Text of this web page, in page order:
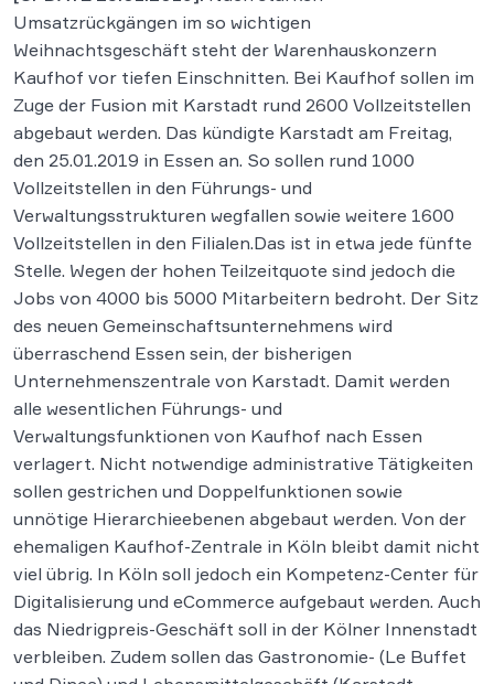
Umsatzrückgängen im so wichtigen
Weihnachtsgeschäft steht der Warenhauskonzern
Kaufhof vor tiefen Einschnitten. Bei Kaufhof sollen im
Zuge der Fusion mit Karstadt rund 2600 Vollzeitstellen
abgebaut werden. Das kündigte Karstadt am Freitag,
den 25.01.2019 in Essen an. So sollen rund 1000
Vollzeitstellen in den Führungs- und
Verwaltungsstrukturen wegfallen sowie weitere 1600
Vollzeitstellen in den Filialen.Das ist in etwa jede fünfte
Stelle. Wegen der hohen Teilzeitquote sind jedoch die
Jobs von 4000 bis 5000 Mitarbeitern bedroht. Der Sitz
des neuen Gemeinschaftsunternehmens wird
überraschend Essen sein, der bisherigen
Unternehmenszentrale von Karstadt. Damit werden
alle wesentlichen Führungs- und
Verwaltungsfunktionen von Kaufhof nach Essen
verlagert. Nicht notwendige administrative Tätigkeiten
sollen gestrichen und Doppelfunktionen sowie
unnötige Hierarchieebenen abgebaut werden. Von der
ehemaligen Kaufhof-Zentrale in Köln bleibt damit nicht
viel übrig. In Köln soll jedoch ein Kompetenz-Center für
Digitalisierung und eCommerce aufgebaut werden. Auch
das Niedrigpreis-Geschäft soll in der Kölner Innenstadt
verbleiben. Zudem sollen das Gastronomie- (Le Buffet